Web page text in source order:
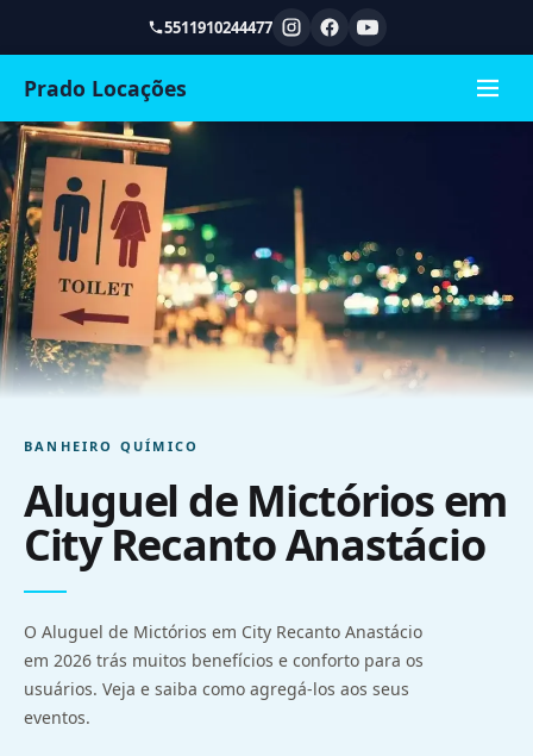
5511910244477
Prado Locações
BANHEIRO QUÍMICO
Aluguel de Mictórios em
City Recanto Anastácio
O Aluguel de Mictórios em City Recanto Anastácio
em 2026 trás muitos benefícios e conforto para os
usuários. Veja e saiba como agregá-los aos seus
eventos.